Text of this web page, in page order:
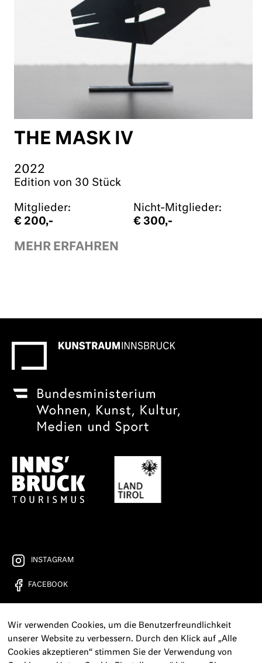
THE MASK IV
2022
Edition von 30 Stück
Mitglieder:
€ 200,-
Nicht-Mitglieder:
€ 300,-
MEHR ERFAHREN
INSTAGRAM
FACEBOOK
FREIRAD RADIO
KONTAKT
Wir verwenden Cookies, um die Benutzerfreundlichkeit
unserer Website zu verbessern. Durch den Klick auf „Alle
Cookies akzeptieren“ stimmen Sie der Verwendung von